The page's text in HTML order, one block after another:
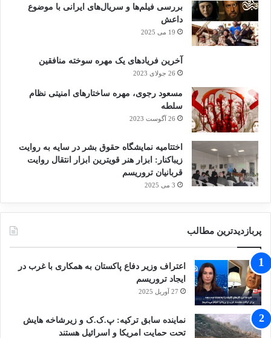
بررسی فیلم‌ها و سریال‌های ایرانی با موضوع
داعش
19 می 2025
آخرین فریادهای یک مهره سوخته منافقین
26 جولای 2023
مسعود رجوی، مهره ساختارهای امنیتی نظام
سلطه
26 آگوست 2023
اختتامیه نمایشگاه حقوق بشر در سایه به روایت
زیباکنار: ابزار هنر قویترین ابزار انتقال روایت
قربانیان تروریسم
3 می 2025
پربازدیدترین مطالب
اعتراف وزیر دفاع پاکستان به همکاری با غرب در
ایجاد تروریسم
27 آوریل 2025
نماینده سابق ترکیه: پ.ک.ک و زیرشاخه هایش
تحت حمایت امریکا و اسرائیل هستند